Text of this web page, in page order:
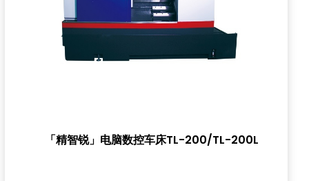
「精智锐」电脑数控车床TL-200/TL-200L